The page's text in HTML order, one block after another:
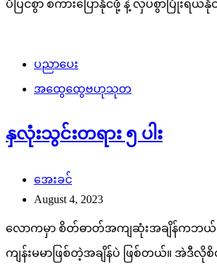
ပီပြင်စွာ စကားပြောနိုင်ဖို့ နဲ့ လှပစွာပြုံးရယ်
ပညာပေး
အထွေထွေဗဟုသုတ
နှလုံးသွင်းတရား ၅ ပါး
အေးခင်
August 4, 2023
လောကမှာ စိတ်ဓာတ်အကျဆုံးအချိန်ကဘယ်
ကျန်းမမာဖြစ်တဲ့အချိန်ပဲ ဖြစ်တယ်။ အဲဒီ